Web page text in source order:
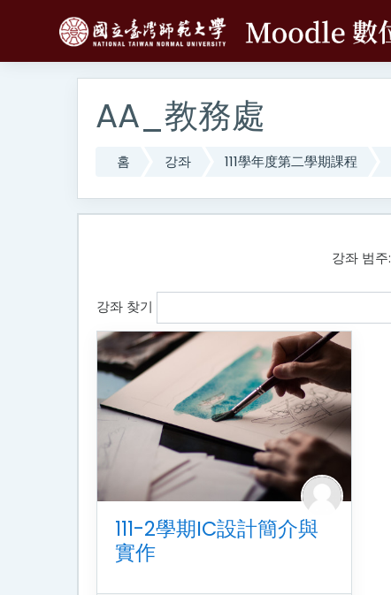
AA_教務處
홈 강좌 111學年度第二學期課程
강좌 범주:
강좌 찾기
111-2學期IC設計簡介與
實作